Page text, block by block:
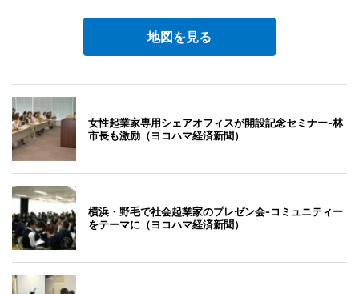
地図を見る
女性起業家専用シェアオフィスが開設記念セミナー-林
市長も激励（ヨコハマ経済新聞）
横浜・野毛で社会起業家のプレゼン会-コミュニティー
をテーマに（ヨコハマ経済新聞）